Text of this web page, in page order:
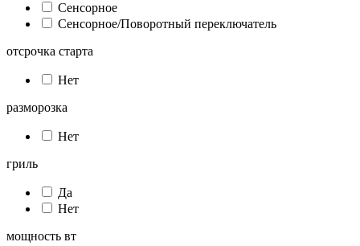
Сенсорное
Сенсорное/Поворотный переключатель
отсрочка старта
Нет
разморозка
Нет
гриль
Да
Нет
мощность вт